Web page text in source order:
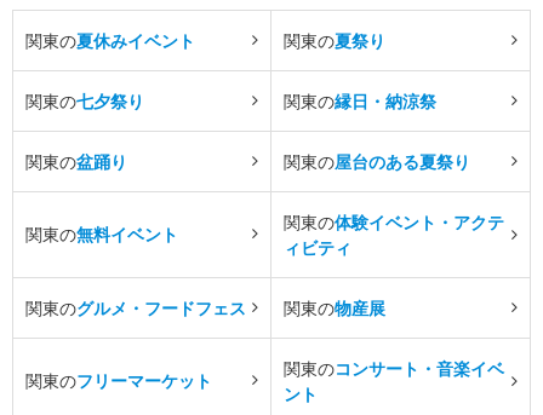
関東の夏休みイベント 関東の夏祭り
関東の七夕祭り 関東の縁日・納涼祭
関東の盆踊り 関東の屋台のある夏祭り
関東の無料イベント
関東の体験イベント・アクテ
ィビティ
関東のグルメ・フードフェス 関東の物産展
関東のフリーマーケット
関東のコンサート・音楽イベ
ント